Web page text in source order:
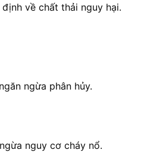
về chất thải nguy hại.
ngừa phân hủy.
nguy cơ cháy nổ.